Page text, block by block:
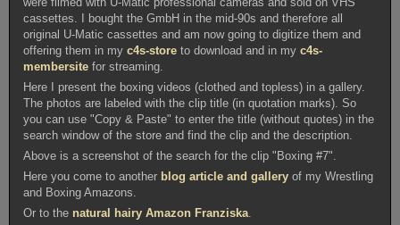
cassettes. I bought the GmbH in the mid-90s and therefore all
original U-Matic cassettes and am now going to digitize them and
offering them in myc4s-store to download and in myc4s-
membersite for streaming.
Here I present the boxing videos (clothed and topless) in a gallery.
The photos are labeled with the clip title (in quotation marks). So
you can use "Copy & Paste" to enter the title (without quotes) in the
search window of the store and find the clip and the description.
Above is a screenshot of the search for the clip "Boxing #7".
Here you come to another blog article and gallery of my Wrestling
and Boxing Amazons.
Or to the natural hairy Amazon Franziska.